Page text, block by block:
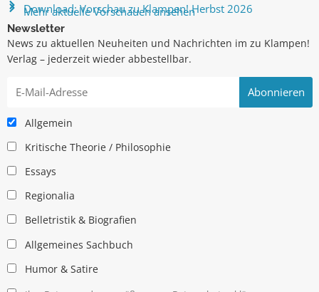
Download: Vorschau zu Klampen! Herbst 2026
Mehr aktuelle Vorschauen ansehen
Newsletter
News zu aktuellen Neuheiten und Nachrichten im zu Klampen!
Verlag – jederzeit wieder abbestellbar.
Allgemein
Kritische Theorie / Philosophie
Essays
Regionalia
Belletristik & Biografien
Allgemeines Sachbuch
Humor & Satire